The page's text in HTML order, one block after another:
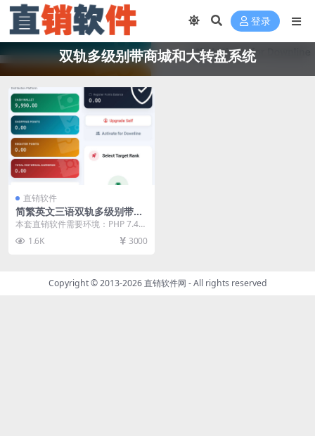
登录
双轨多级别带商城和大转盘系统
直销软件
简繁英文三语双轨多级别带商
城和大转盘系统直销软件 直销
软件
本套直销软件需要环境：PHP 7.4
或 PHP 8.0+和数据库：MySQL ...
1.6K 3000
Copyright © 2013-2026直销软件网 - All rights reserved